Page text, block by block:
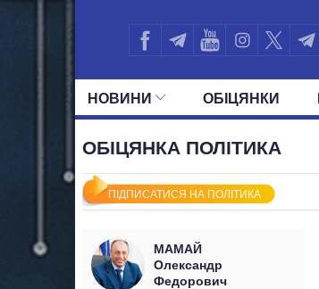
НОВИНИ ОБIЦЯНКИ
ОБІЦЯНКА ПОЛІТИКА
ПІДПИСАТИСЯ НА ПОЛІТИКА
МАМАЙ
Олександр
Федорович